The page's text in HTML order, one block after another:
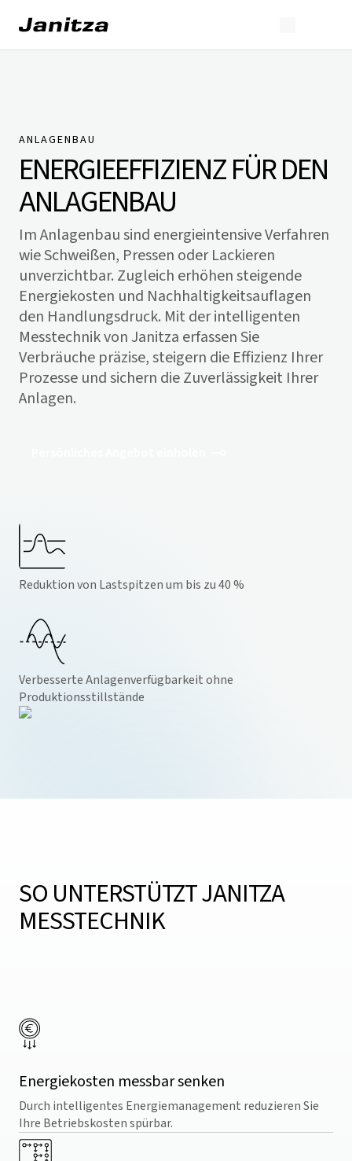
ANLAGENBAU
ENERGIEEFFIZIENZ FÜR DEN
ANLAGENBAU
Im Anlagenbau sind energieintensive Verfahren
wie Schweißen, Pressen oder Lackieren
unverzichtbar. Zugleich erhöhen steigende
Energiekosten und Nachhaltigkeitsauflagen
den Handlungsdruck. Mit der intelligenten
Messtechnik von Janitza erfassen Sie
Verbräuche präzise, steigern die Effizienz Ihrer
Prozesse und sichern die Zuverlässigkeit Ihrer
Anlagen.
Reduktion von Lastspitzen um bis zu 40 %
Verbesserte Anlagenverfügbarkeit ohne
Produktionsstillstände
SO UNTERSTÜTZT JANITZA
MESSTECHNIK
Energiekosten messbar senken
Durch intelligentes Energiemanagement reduzieren Sie
Ihre Betriebskosten spürbar.